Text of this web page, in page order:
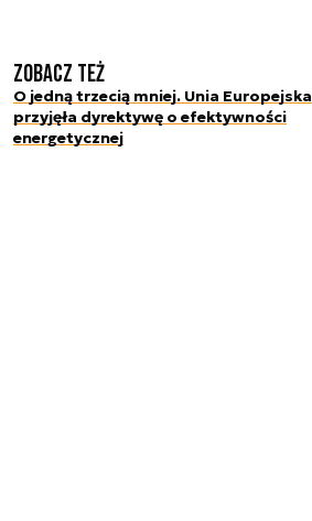
Zobacz też
O jedną trzecią mniej. Unia Europejska
przyjęła dyrektywę o efektywności
energetycznej